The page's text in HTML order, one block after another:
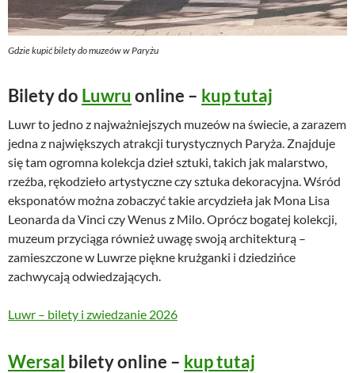
Gdzie kupić bilety do muzeów w Paryżu
Bilety do Luwru online – kup tutaj
Luwr to jedno z najważniejszych muzeów na świecie, a zarazem
jedna z największych atrakcji turystycznych Paryża. Znajduje
się tam ogromna kolekcja dzieł sztuki, takich jak malarstwo,
rzeźba, rękodzieło artystyczne czy sztuka dekoracyjna. Wśród
eksponatów można zobaczyć takie arcydzieła jak Mona Lisa
Leonarda da Vinci czy Wenus z Milo. Oprócz bogatej kolekcji,
muzeum przyciąga również uwagę swoją architekturą –
zamieszczone w Luwrze piękne krużganki i dziedzińce
zachwycają odwiedzających.
Luwr – bilety i zwiedzanie 2026
Wersal bilety online – kup tutaj